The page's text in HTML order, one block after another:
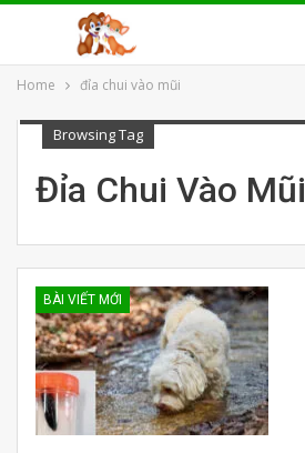
Home đỉa chui vào mũi
Browsing Tag
Đỉa Chui Vào Mũi
BÀI VIẾT MỚI